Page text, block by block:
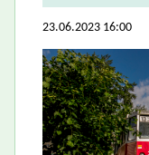
23.06.2023 16:00